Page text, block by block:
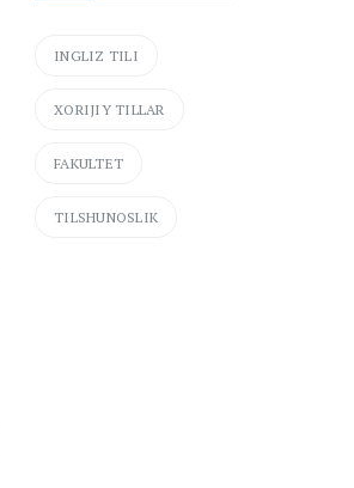
INGLIZ TILI
XORIJIY TILLAR
FAKULTET
TILSHUNOSLIK